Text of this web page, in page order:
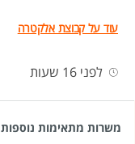
עוד על קבוצת אלקטרה
לפני 16 שעות
משרות מתאימות נוספות